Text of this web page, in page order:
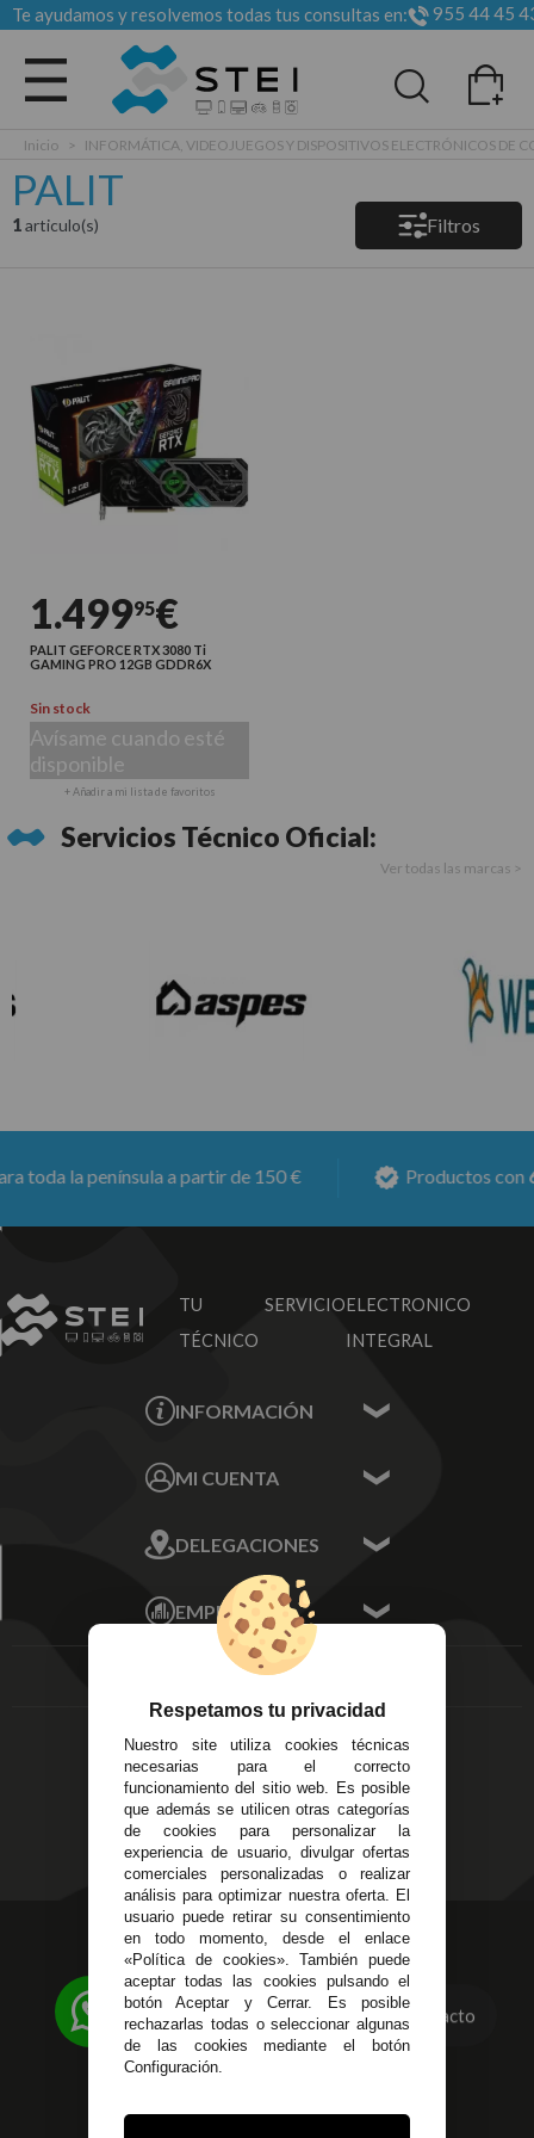
Te ayudamos y resolvemos todas tus consultas en: 955 44 45
Todas las categorias
Inicio > INFORMÁTICA, VIDEOJUEGOS Y DISPOSITIVOS ELECTRÓNICOS DE
PALIT
1articulo(s) Filtros
1.49995€
PALIT GEFORCE RTX 3080 Ti
GAMING PRO 12GB GDDR6X
Sin stock
Avísame cuando esté
disponible
+ Añadir a mi lista de favoritos
Servicios Técnico Oficial:
Ver todas las marcas >
la península a partir de 150 € Productos con6
TU SERVICIO
TÉCNICO
ELECTRONICO
INTEGRAL
INFORMACIÓN
Sobre nosotros
MI CUENTA
Mis Direcciones
Mis Pedidos
Mis favoritos
FAQ's
DELEGACIONES
Écija - Sevilla
Av. Plaza de Toros.
Local 3
Córdoba
14
Alzira - Valencia
C/ Esplugues, 135
EMPRESA
Aviso Legal
Devoluciones
Política de Privacidad
Pago Seguro
Terminos y
Condiciones Generales
Políticas de Cookies
623 23 31 98
Atendemos Whatsapp
955 44 45 43/955 44 45 44
info@steielectronica.com
Avenida Plaza de Toros,
Contacto
Respetamos tu privacidad
Nuestro site utiliza cookies técnicas
necesarias para el correcto
funcionamiento del sitio web. Es posible
que además se utilicen otras categorías
de cookies para personalizar la
experiencia de usuario, divulgar ofertas
comerciales personalizadas o realizar
análisis para optimizar nuestra oferta. El
usuario puede retirar su consentimiento
en todo momento, desde el enlace
«Política de cookies». También puede
aceptar todas las cookies pulsando el
botón Aceptar y Cerrar. Es posible
rechazarlas todas o seleccionar algunas
de las cookies mediante el botón
Configuración.